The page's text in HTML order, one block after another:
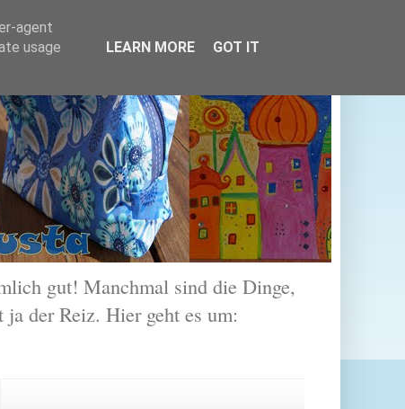
gut! Manchmal sind die Dinge,
der Reiz. Hier geht es um:
agent
usage
LEARN MORE GOT IT